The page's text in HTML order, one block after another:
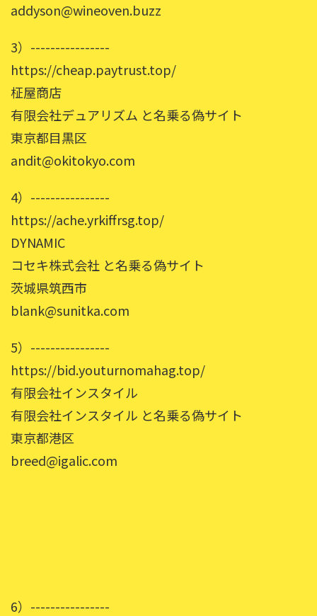
addyson@wineoven.buzz
3）----------------
https://cheap.paytrust.top/
柾屋商店
有限会社デュアリズム と名乗る偽サイト
東京都目黒区
andit@okitokyo.com
4）----------------
https://ache.yrkiffrsg.top/
DYNAMIC
コセキ株式会社 と名乗る偽サイト
茨城県筑西市
blank@sunitka.com
5）----------------
https://bid.youturnomahag.top/
有限会社インスタイル
有限会社インスタイル と名乗る偽サイト
東京都港区
breed@igalic.com
6）----------------